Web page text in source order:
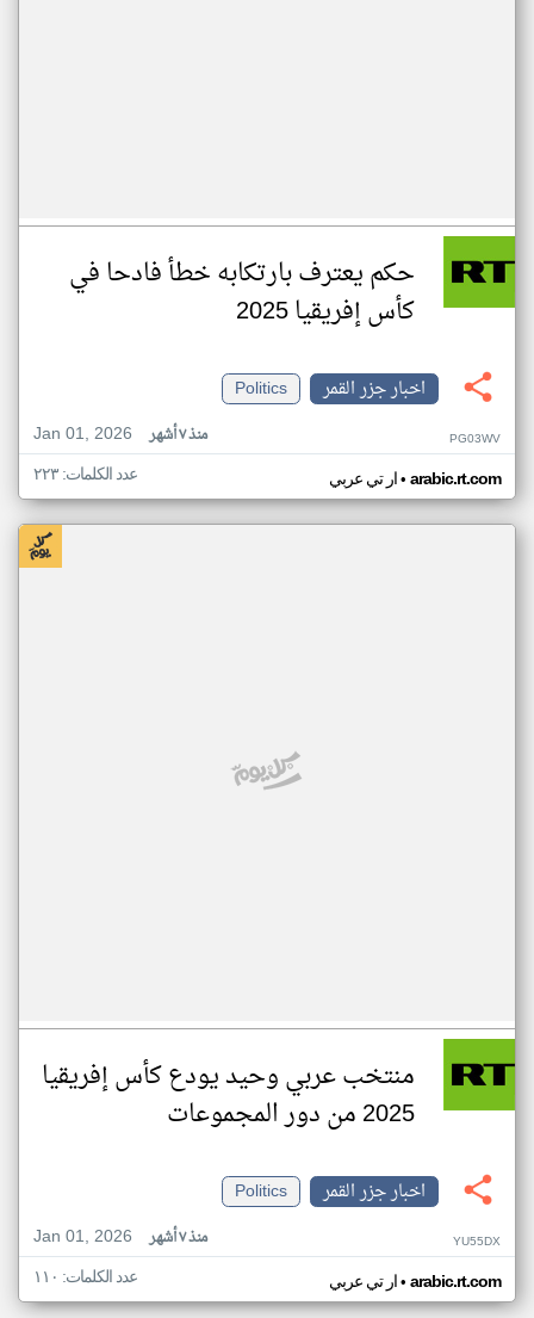
حكم يعترف بارتكابه خطأ فادحا في
كأس إفريقيا 2025
اخبار جزر القمر
Politics
Jan 01, 2026
منذ ٧ أشهر PG03WV
ار تي عربي• arabic.rt.com عدد الكلمات: ٢٢٣
منتخب عربي وحيد يودع كأس إفريقيا
2025 من دور المجموعات
اخبار جزر القمر
Politics
Jan 01, 2026
منذ ٧ أشهر YU55DX
ار تي عربي• arabic.rt.com عدد الكلمات: ١١٠